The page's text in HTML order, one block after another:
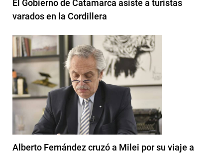
El Gobierno de Catamarca asiste a turistas
varados en la Cordillera
Alberto Fernández cruzó a Milei por su viaje a